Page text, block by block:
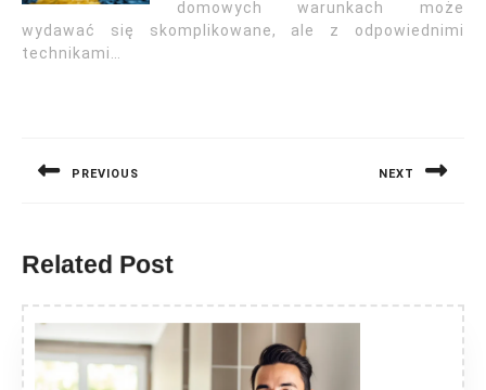
domowych warunkach może
wydawać się skomplikowane, ale z odpowiednimi
technikami…
PREVIOUS NEXT
Related Post